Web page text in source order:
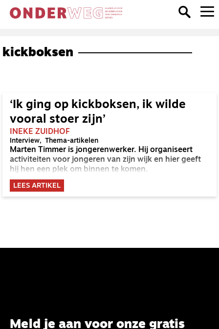
kickboksen
‘Ik ging op kickboksen, ik wilde
vooral stoer zijn’
INEKE ZUIDHOF
Interview Thema-artikelen
Marten Timmer is jongerenwerker. Hij organiseert
activiteiten voor jongeren van zijn wijk en hier geeft
hij hen een plek om binnen te komen.
LEES ARTIKEL
Meld je aan voor onze gratis